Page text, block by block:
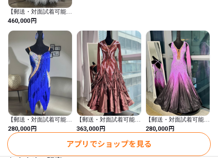
【郵送・対面試着可能】
白・ヌーディ羽ドレス
460,000円
【郵送・対面試着可能】
ロイヤルブルードレス
280,000円
【郵送・対面試着可能】
ブラウン羽ドレス
363,000円
【郵送・対面試着可能】
ラベンダー・黒グラデー
ションドレス
280,000円
アプリでショップを見る